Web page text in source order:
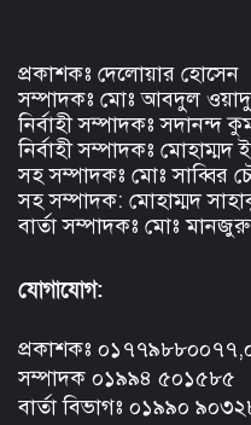
প্রকাশকঃ দেলোয়ার হোসেন
সম্পাদকঃ মোঃ আবদুল
নির্বাহী সম্পাদকঃ সদানন্দ
নির্বাহী সম্পাদকঃ
সহ সম্পাদকঃ মোঃ সাব্বির
সহ সম্পাদক: মোহাম্মদ
বার্তা সম্পাদকঃ মোঃ
যোগাযোগ:
প্রকাশকঃ
সম্পাদক ০১৯৯৪ ৫০১৫৮৫
বার্তা বিভাগঃ ০১৯৯০